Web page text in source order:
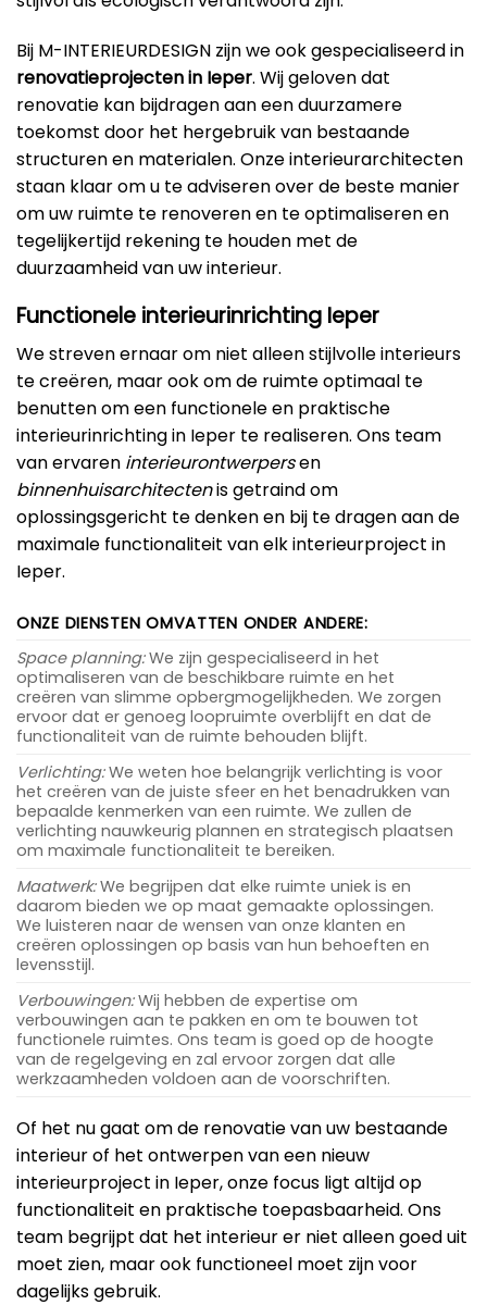
Bij M-INTERIEURDESIGN zijn we ook gespecialiseerd in
renovatieprojecten in Ieper. Wij geloven dat
renovatie kan bijdragen aan een duurzamere
toekomst door het hergebruik van bestaande
structuren en materialen. Onze interieurarchitecten
staan klaar om u te adviseren over de beste manier
om uw ruimte te renoveren en te optimaliseren en
tegelijkertijd rekening te houden met de
duurzaamheid van uw interieur.
Functionele interieurinrichting Ieper
We streven ernaar om niet alleen stijlvolle interieurs
te creëren, maar ook om de ruimte optimaal te
benutten om een functionele en praktische
interieurinrichting in Ieper te realiseren. Ons team
van ervaren interieurontwerpersen
binnenhuisarchitectenis getraind om
oplossingsgericht te denken en bij te dragen aan de
maximale functionaliteit van elk interieurproject in
Ieper.
ONZE DIENSTEN OMVATTEN ONDER ANDERE:
Space planning:We zijn gespecialiseerd in het
optimaliseren van de beschikbare ruimte en het
creëren van slimme opbergmogelijkheden. We zorgen
ervoor dat er genoeg loopruimte overblijft en dat de
functionaliteit van de ruimte behouden blijft.
Verlichting:We weten hoe belangrijk verlichting is voor
het creëren van de juiste sfeer en het benadrukken van
bepaalde kenmerken van een ruimte. We zullen de
verlichting nauwkeurig plannen en strategisch plaatsen
om maximale functionaliteit te bereiken.
Maatwerk:We begrijpen dat elke ruimte uniek is en
daarom bieden we op maat gemaakte oplossingen.
We luisteren naar de wensen van onze klanten en
creëren oplossingen op basis van hun behoeften en
levensstijl.
Verbouwingen:Wij hebben de expertise om
verbouwingen aan te pakken en om te bouwen tot
functionele ruimtes. Ons team is goed op de hoogte
van de regelgeving en zal ervoor zorgen dat alle
werkzaamheden voldoen aan de voorschriften.
Of het nu gaat om de renovatie van uw bestaande
interieur of het ontwerpen van een nieuw
interieurproject in Ieper, onze focus ligt altijd op
functionaliteit en praktische toepasbaarheid. Ons
team begrijpt dat het interieur er niet alleen goed uit
moet zien, maar ook functioneel moet zijn voor
dagelijks gebruik.